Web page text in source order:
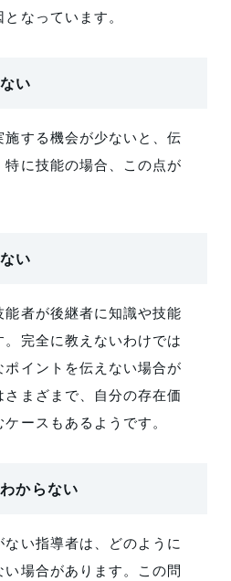
なっています。
い
する機会が少ないと、伝
に技能の場合、この点が
い
者が後継者に知識や技能
完全に教えないわけでは
イントを伝えない場合が
まざまで、自分の存在価
ースもあるようです。
からない
い指導者は、どのように
場合があります。この問